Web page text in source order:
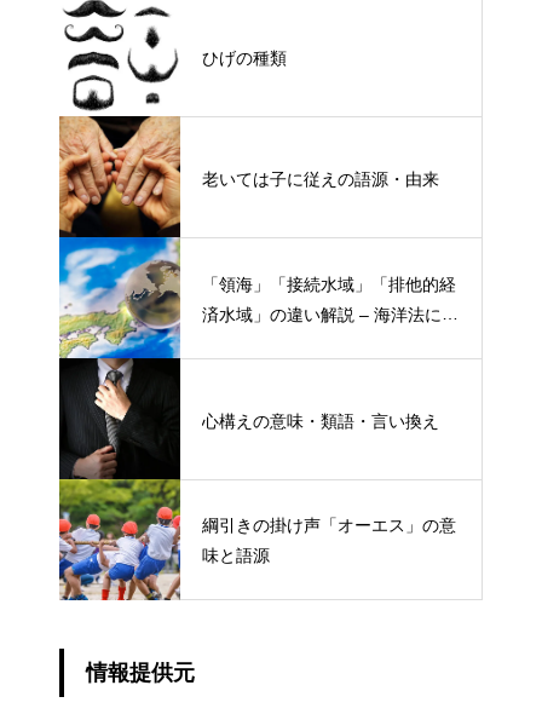
ひげの種類
老いては子に従えの語源・由来
「領海」「接続水域」「排他的経
済水域」の違い解説 – 海洋法にお
心構えの意味・類語・言い換え
綱引きの掛け声「オーエス」の意
味と語源
情報提供元